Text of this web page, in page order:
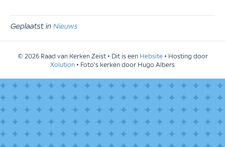
Geplaatst in Nieuws
© 2026 Raad van Kerken Zeist • Dit is een Hebsite• Hosting door
Xolution • Foto's kerken door Hugo Albers